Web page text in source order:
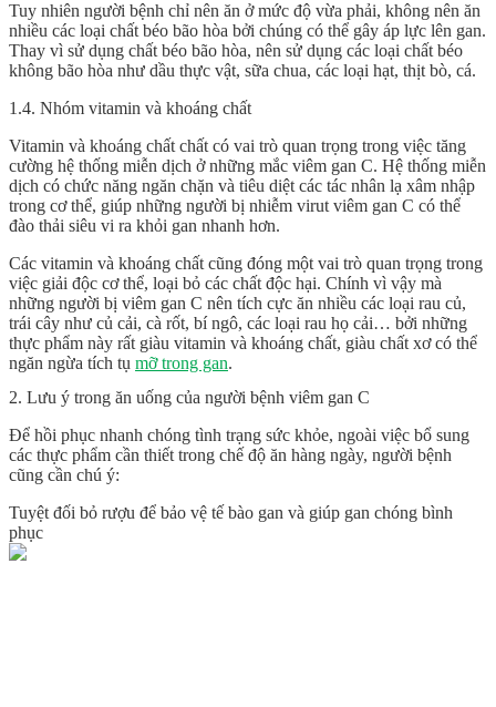
Tuy nhiên người bệnh chỉ nên ăn ở mức độ vừa phải, không nên ăn
nhiều các loại chất béo bão hòa bởi chúng có thể gây áp lực lên gan.
Thay vì sử dụng chất béo bão hòa, nên sử dụng các loại chất béo
không bão hòa như dầu thực vật, sữa chua, các loại hạt, thịt bò, cá.
1.4. Nhóm vitamin và khoáng chất
Vitamin và khoáng chất chất có vai trò quan trọng trong việc tăng
cường hệ thống miễn dịch ở những mắc viêm gan C. Hệ thống miễn
dịch có chức năng ngăn chặn và tiêu diệt các tác nhân lạ xâm nhập
trong cơ thể, giúp những người bị nhiễm virut viêm gan C có thể
đào thải siêu vi ra khỏi gan nhanh hơn.
Các vitamin và khoáng chất cũng đóng một vai trò quan trọng trong
việc giải độc cơ thể, loại bỏ các chất độc hại. Chính vì vậy mà
những người bị viêm gan C nên tích cực ăn nhiều các loại rau củ,
trái cây như củ cải, cà rốt, bí ngô, các loại rau họ cải… bởi những
thực phẩm này rất giàu vitamin và khoáng chất, giàu chất xơ có thể
ngăn ngừa tích tụ mỡ trong gan.
2. Lưu ý trong ăn uống của người bệnh viêm gan C
Để hồi phục nhanh chóng tình trạng sức khỏe, ngoài việc bổ sung
các thực phẩm cần thiết trong chế độ ăn hàng ngày, người bệnh
cũng cần chú ý:
Tuyệt đối bỏ rượu để bảo vệ tế bào gan và giúp gan chóng bình
phục